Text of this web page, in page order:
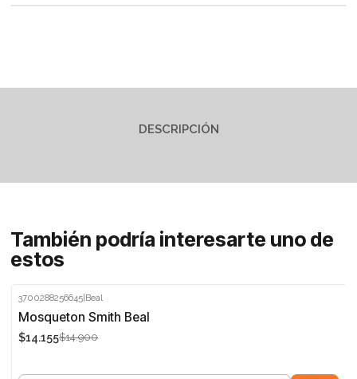
DESCRIPCIÓN
También podría interesarte uno de
estos
-5%
3700288256645|Beal
Mosqueton Smith Beal
$14.155$14.900